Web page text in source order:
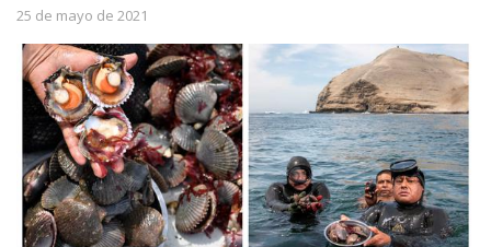
25 de mayo de 2021